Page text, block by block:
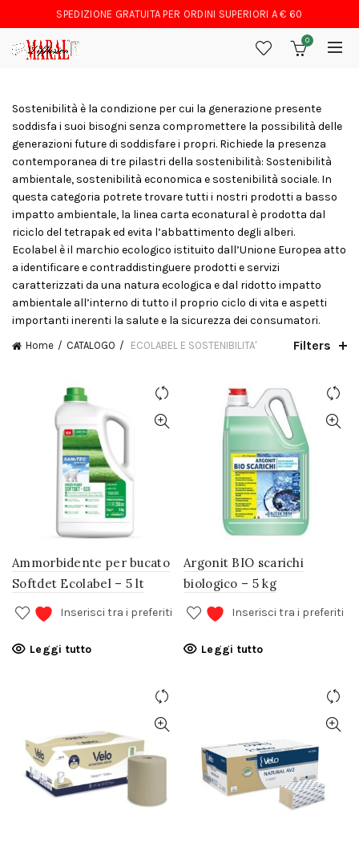
SPEDIZIONE GRATUITA PER ORDINI SUPERIORI A € 60
0
Sostenibilità è la condizione per cui la generazione presente
soddisfa i suoi bisogni senza compromettere la possibilità delle
generazioni future di soddisfare i propri. Richiede la presenza
contemporanea di tre pilastri della sostenibilità: Sostenibilità
ambientale, sostenibilità economica e sostenibilità sociale. In
questa categoria potrete trovare tutti i nostri prodotti a basso
impatto ambientale, la linea carta econatural è prodotta dal
riciclo del tetrapak ed evita l’abbattimento degli alberi.
Ecolabel è il marchio ecologico istituito dall’Unione Europea atto
a identificare e contraddistinguere prodotti e servizi
caratterizzati da una natura ecologica e dal ridotto impatto
ambientale all’interno di tutto il proprio ciclo di vita e aspetti
importanti inerenti la salute e la sicurezza dei consumatori.
Home CATALOGO ECOLABEL E SOSTENIBILITA' Filters
Ammorbidente per bucato
Softdet Ecolabel – 5 lt
Inserisci tra i preferiti
Leggi tutto
Argonit BIO scarichi
biologico – 5 kg
Inserisci tra i preferiti
Leggi tutto